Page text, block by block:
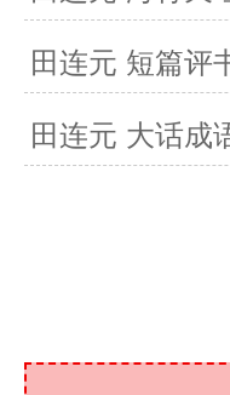
田连元 短篇评
田连元 大话成